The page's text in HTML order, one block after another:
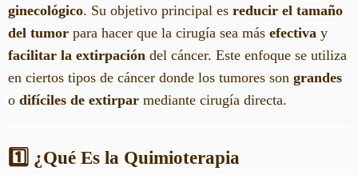
ginecológico. Su objetivo principal es reducir el tamaño
del tumor para hacer que la cirugía sea más efectiva y
facilitar la extirpación del cáncer. Este enfoque se utiliza
en ciertos tipos de cáncer donde los tumores son grandes
o difíciles de extirpar mediante cirugía directa.
1️⃣ ¿Qué Es la Quimioterapia